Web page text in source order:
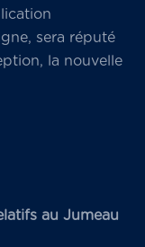
sera réputé
la nouvelle
au Jumeau